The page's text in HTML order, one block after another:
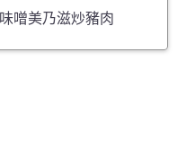
味噌美乃滋炒豬肉